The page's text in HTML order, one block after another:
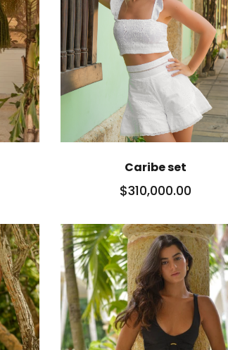
Caribe set
$310,000.00